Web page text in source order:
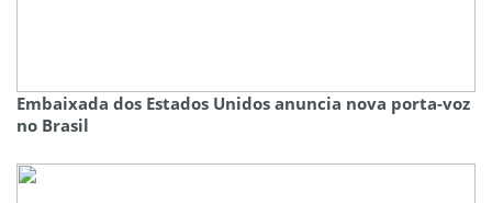
Embaixada dos Estados Unidos anuncia nova porta-voz
no Brasil